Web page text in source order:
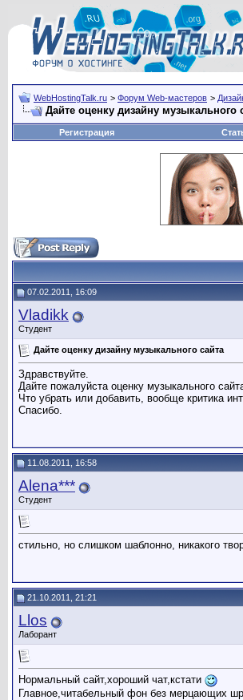
WebHostingTalk.ru > Форум Web-мастеров >
Дайте оценку дизайну музыкального
Регистрация
07.02.2011, 16:09
Vladikk
Студент
Дайте оценку дизайну музыкального сайта
Здравствуйте.
Дайте пожалуйста оценку музыкального
Что убрать или добавить, вообще критика
Спасибо.
11.08.2011, 16:58
Alena***
Студент
стильно, но слишком шаблонно, никакого
21.10.2011, 21:21
Llos
Лаборант
Нормальный сайт,хороший чат,кстати
Главное,читабельный фон без мерцающих